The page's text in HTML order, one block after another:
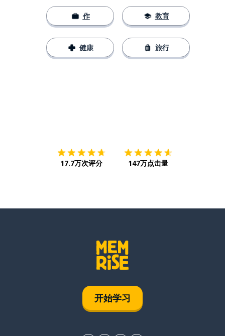
作
健康
教育
旅行
17.7万次评分 147万点击量
开始学习